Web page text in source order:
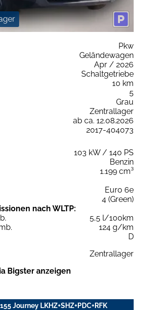
Pkw
Geländewagen
Apr / 2026
Schaltgetriebe
10 km
5
Grau
Zentrallager
ab ca. 12.08.2026
2017-404073
103 kW / 140 PS
Benzin
1.199 cm³
Euro 6e
4 (Green)
nach WLTP:
5,5 l/100km
124 g/km
D
Zentrallager
Bigster anzeigen
Journey LKHZ+SHZ+PDC+RFK